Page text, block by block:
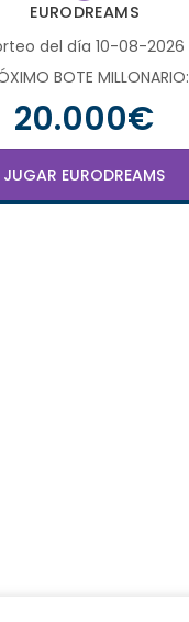
EURODREAMS
del día 10-08-2026
BOTE MILLONARIO:
20.000€
JUGAR EURODREAMS